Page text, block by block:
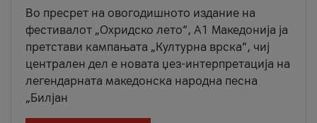
Во пресрет на овогодишното издание на
фестивалот „Охридско лето“, А1 Македонија ја
претстави кампањата „Културна врска“, чиј
централен дел е новата џез-интерпретација на
легендарната македонска народна песна
„Билјан